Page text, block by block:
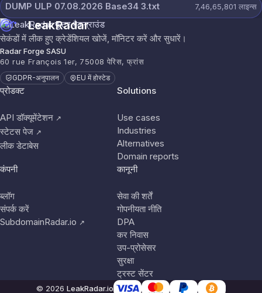
DUMP ULP 07.08.2026 Base34 3.txt 7,46,65,801 लाइन्स
LeakRadar
सेकंडों में लीक हुए क्रेडेंशियल खोजें, मॉनिटर करें और सुधारें।
Radar Forge SASU
60 rue François 1er, 75008 पेरिस, फ्रांस
GDPR-अनुपालन EU में होस्टेड
प्रोडक्ट
API डॉक्यूमेंटेशन ↗
स्टेटस पेज ↗
लीक डेटाबेस
Solutions
Use cases
Industries
Alternatives
Domain reports
कंपनी
ब्लॉग
संपर्क करें
SubdomainRadar.io ↗
कानूनी
सेवा की शर्तें
गोपनीयता नीति
DPA
कर निवास
उप-प्रोसेसर
सुरक्षा
ट्रस्ट सेंटर
© 2026 LeakRadar.io